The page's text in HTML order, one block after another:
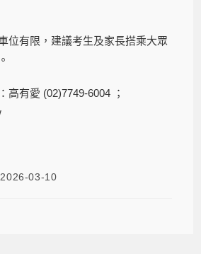
位有限，建議考生及家長搭乘大眾
高有愛 (02)7749-6004 ；
2026-03-10